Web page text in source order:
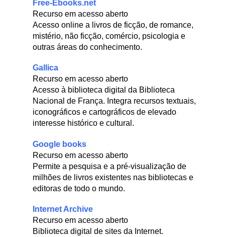
Free-Ebooks.net
Recurso em acesso aberto
Acesso online a livros de ficção, de romance,
mistério, não ficção, comércio, psicologia e
outras áreas do conhecimento.
Gallica
Recurso em acesso aberto
Acesso à biblioteca digital da Biblioteca
Nacional de França. Integra recursos textuais,
iconográficos e cartográficos de elevado
interesse histórico e cultural.
Google books
Recurso em acesso aberto
Permite a pesquisa e a pré-visualização de
milhões de livros existentes nas bibliotecas e
editoras de todo o mundo.
Internet Archive
Recurso em acesso aberto
Biblioteca digital de sites da Internet.